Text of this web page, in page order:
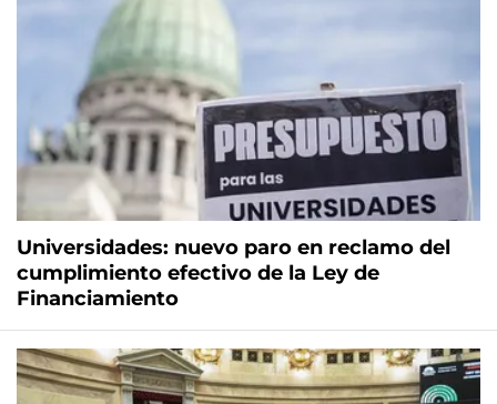
Universidades: nuevo paro en reclamo del
cumplimiento efectivo de la Ley de
Financiamiento